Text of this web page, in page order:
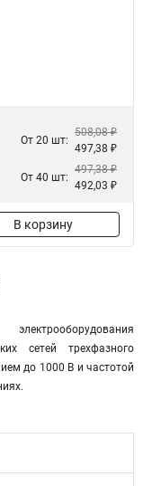
От 20 шт:
508,08 ₽
497,38 ₽
От 40 шт:
497,38 ₽
492,03 ₽
В корзину
сетей трехфазного
до 1000 В и частотой